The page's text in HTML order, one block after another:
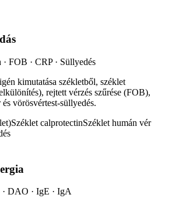
FOB · CRP · Süllyedés
kimutatása székletből, széklet
rejtett vérzés szűrése (FOB),
vörösvértest-süllyedés.
Széklet calprotectinSzéklet humán vér
DAO · IgE · IgA